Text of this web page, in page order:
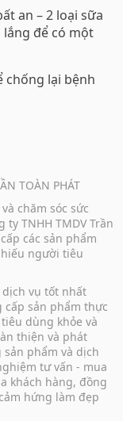
an – 2 loại sữa
để có một
chống lại bệnh
TOÀN PHÁT
chăm sóc sức
TNHH TMDV Trần
các sản phẩm
người tiêu
vụ tốt nhất
sản phẩm thực
dùng khỏe và
thiện và phát
phẩm và dịch
tư vấn - mua
khách hàng, đồng
hứng làm đẹp